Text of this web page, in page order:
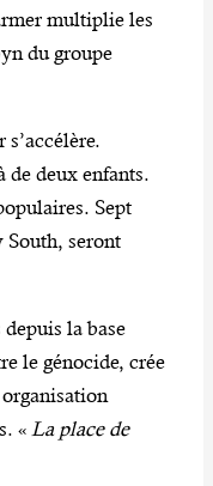
multiplie les
du groupe
deux enfants.
Sept
South, seront
la base
le génocide, crée
« La place de